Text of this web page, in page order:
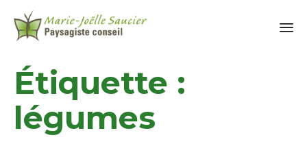
Étiquette :
légumes